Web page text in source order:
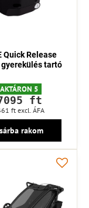
Quick Release
tartó
5
ft
ftexcl. ÁFA
rakom